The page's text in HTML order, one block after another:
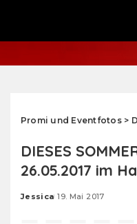
Promi und Eventfotos>
DIESES
26.05.2017 im
Posted
Jessica 19. Mai 2017